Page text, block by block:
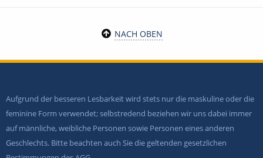
NACH OBEN
Aufgrund der besseren Lesbarkeit wird stets nur die maskuline oder die
feminine Form verwendet; selbstredend beziehen wir uns dabei immer
auf männliche, weibliche Personen sowie Personen eines anderen
Geschlechts. Bitte beachten auch Sie die geltenden gesetzlichen